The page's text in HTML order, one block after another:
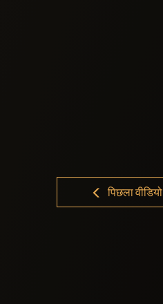
पिछला वीडियो